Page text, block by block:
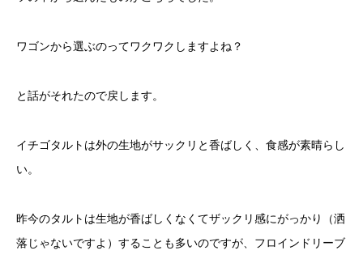
ワゴンから選ぶのってワクワクしますよね？
と話がそれたので戻します。
イチゴタルトは外の生地がサックリと香ばしく、食感が素晴らし
い。
昨今のタルトは生地が香ばしくなくてザックリ感にがっかり（洒
落じゃないですよ）することも多いのですが、フロインドリーブ